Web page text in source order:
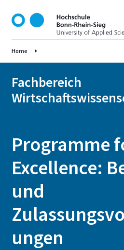
t
Home
Fachbereich
Programme
Excellence:
und
ungen